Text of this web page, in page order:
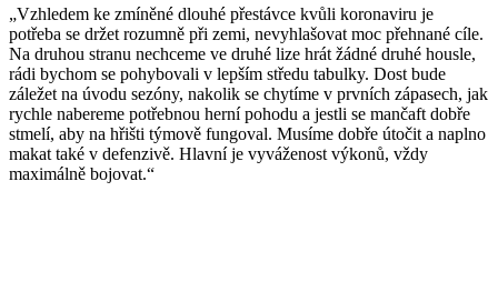
„Vzhledem ke zmíněné dlouhé přestávce kvůli koronaviru je
potřeba se držet rozumně při zemi, nevyhlašovat moc přehnané cíle.
Na druhou stranu nechceme ve druhé lize hrát žádné druhé housle,
rádi bychom se pohybovali v lepším středu tabulky. Dost bude
záležet na úvodu sezóny, nakolik se chytíme v prvních zápasech, jak
rychle nabereme potřebnou herní pohodu a jestli se mančaft dobře
stmelí, aby na hřišti týmově fungoval. Musíme dobře útočit a naplno
makat také v defenzivě. Hlavní je vyváženost výkonů, vždy
maximálně bojovat.“